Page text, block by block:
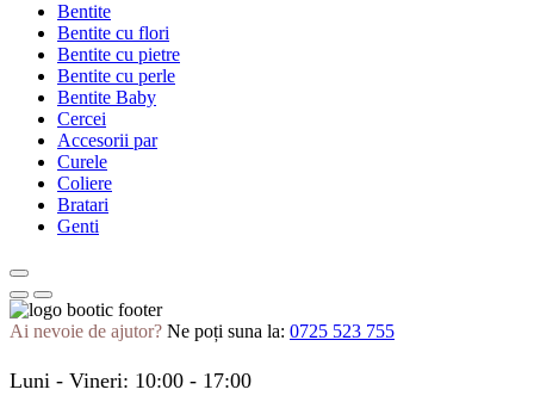
Bentite
Bentite cu flori
Bentite cu pietre
Bentite cu perle
Bentite Baby
Cercei
Accesorii par
Curele
Coliere
Bratari
Genti
Ai nevoie de ajutor? Ne poți suna la: 0725 523 755
Luni - Vineri: 10:00 - 17:00